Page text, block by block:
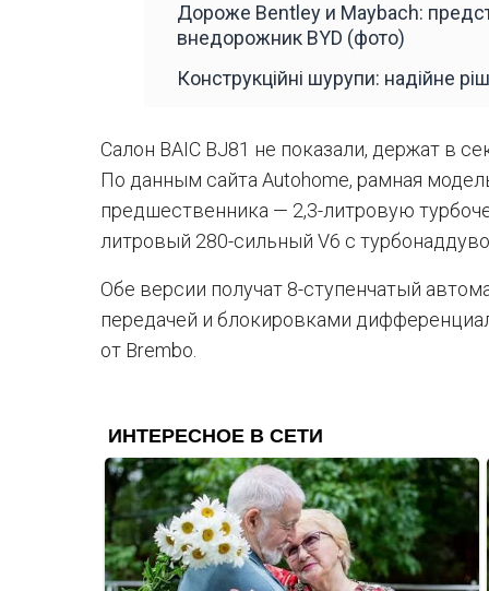
Дороже Bentley и Maybach:
внедорожник BYD (фото)
Конструкційні шурупи: надійне
Салон BAIC BJ81 не показали, держат в
По данным сайта Autohome, рамная
предшественника — 2,3-литровую
литровый 280-сильный V6 с
Обе версии получат 8-ступенчатый
передачей и блокировками
от Brembo.